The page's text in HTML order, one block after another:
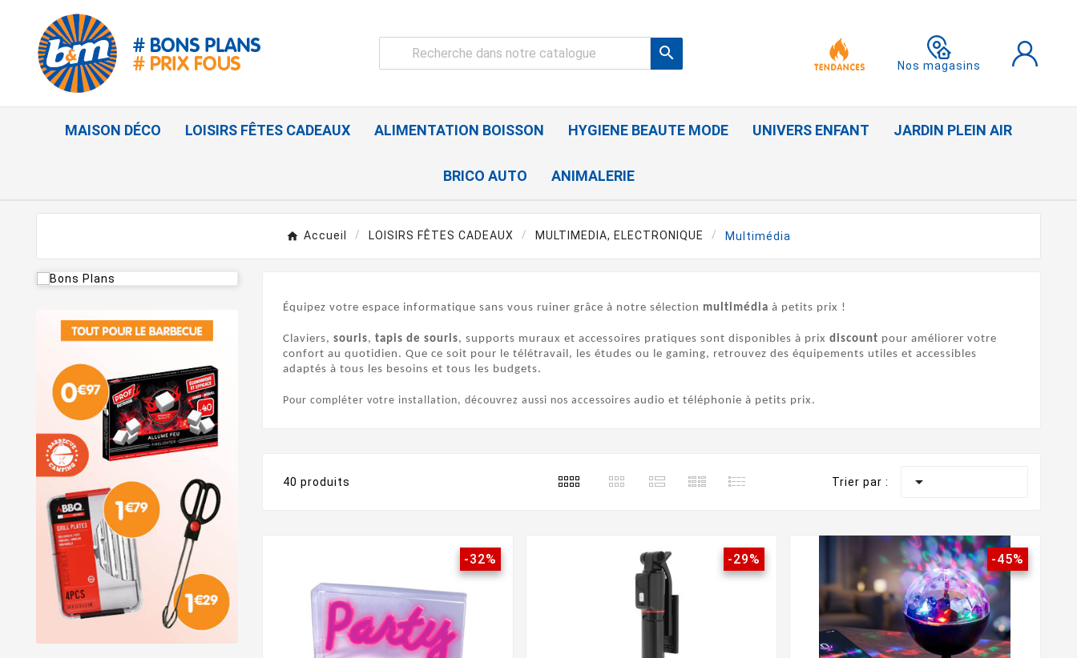

Nos magasins
MAISON DÉCO LOISIRS FÊTES CADEAUX ALIMENTATION BOISSON HYGIENE BEAUTE MODE UNIVERS ENFANT JARDIN PLEIN AIR
BRICO AUTO ANIMALERIE
Accueil LOISIRS FÊTES CADEAUX MULTIMEDIA, ELECTRONIQUE Multimédia
Équipez votre espace informatique sans vous ruiner grâce à notre sélection multimédia à petits prix !
Claviers,souris,tapis de souris, supports muraux et accessoires pratiques sont disponibles à prixdiscount pour améliorer votre
confort au quotidien. Que ce soit pour le télétravail, les études ou le gaming, retrouvez des équipements utiles et accessibles
adaptés à tous les besoins et tous les budgets.
Pour compléter votre installation, découvrez aussi nos accessoiresaudio et téléphonie à petits prix.
40 produits Trier par : 
-32% -29% -45%